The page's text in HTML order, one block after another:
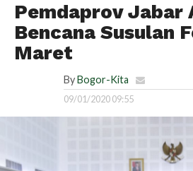
Pemdaprov Jabar
Bencana Susulan
Maret
By Bogor-Kita
09/01/2020 09:55